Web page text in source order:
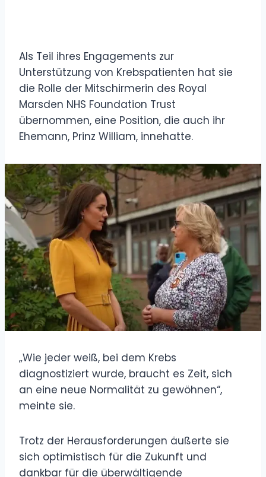
Als Teil ihres Engagements zur
Unterstützung von Krebspatienten hat sie
die Rolle der Mitschirmerin des Royal
Marsden NHS Foundation Trust
übernommen, eine Position, die auch ihr
Ehemann, Prinz William, innehatte.
„Wie jeder weiß, bei dem Krebs
diagnostiziert wurde, braucht es Zeit, sich
an eine neue Normalität zu gewöhnen“,
meinte sie.
Trotz der Herausforderungen äußerte sie
sich optimistisch für die Zukunft und
dankbar für die überwältigende